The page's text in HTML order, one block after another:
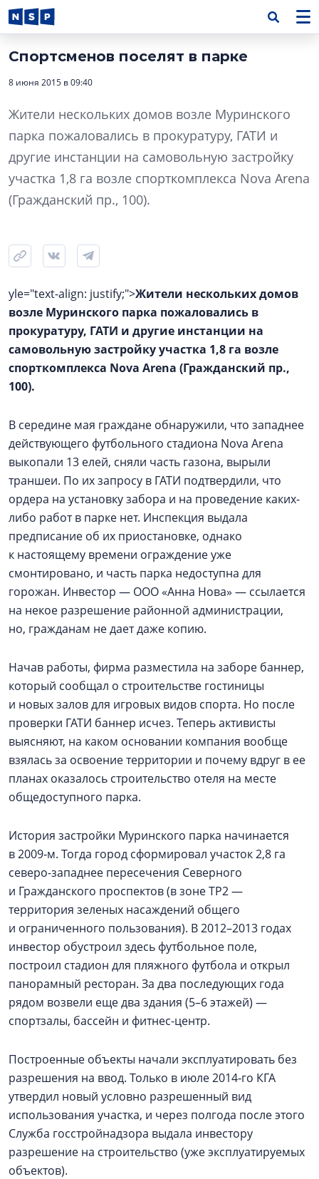
Спортсменов поселят в парке
8 июня 2015 в 09:40
Жители нескольких домов возле Муринского
парка пожаловались в прокуратуру, ГАТИ и
другие инстанции на самовольную застройку
участка 1,8 га возле спорткомплекса Nova Arena
(Гражданский пр., 100).
yle="text-align: justify;">Жители нескольких домов
возле Муринского парка пожаловались в
прокуратуру, ГАТИ и другие инстанции на
самовольную застройку участка 1,8 га возле
спорткомплекса Nova Arena (Гражданский пр.,
100).
В середине мая граждане обнаружили, что западнее
действующего футбольного стадиона Nova Arena
выкопали 13 елей, сняли часть газона, вырыли
траншеи. По их запросу в ГАТИ подтвердили, что
ордера на установку забора и на проведение каких-
либо работ в парке нет. Инспекция выдала
предписание об их приостановке, однако
к настоящему времени ограждение уже
смонтировано, и часть парка недоступна для
горожан. Инвестор — ООО «Анна Нова» — ссылается
на некое разрешение районной администрации,
но, гражданам не дает даже копию.
Начав работы, фирма разместила на заборе баннер,
который сообщал о строительстве гостиницы
и новых залов для игровых видов спорта. Но после
проверки ГАТИ баннер исчез. Теперь активисты
выясняют, на каком основании компания вообще
взялась за освоение территории и почему вдруг в ее
планах оказалось строительство отеля на месте
общедоступного парка.
История застройки Муринского парка начинается
в 2009‑м. Тогда город сформировал участок 2,8 га
северо-западнее пересечения Северного
и Гражданского проспектов (в зоне ТР2 —
территория зеленых насаждений общего
и ограниченного пользования). В 2012–2013 годах
инвестор обустроил здесь футбольное поле,
построил стадион для пляжного футбола и открыл
панорамный ресторан. За два последующих года
рядом возвели еще два здания (5–6 этажей) —
спортзалы, бассейн и фитнес-центр.
Построенные объекты начали эксплуатировать без
разрешения на ввод. Только в июле 2014‑го КГА
утвердил новый условно разрешенный вид
использования участка, и через полгода после этого
Служба госстройнадзора выдала инвестору
разрешение на строительство (уже эксплуатируемых
объектов).